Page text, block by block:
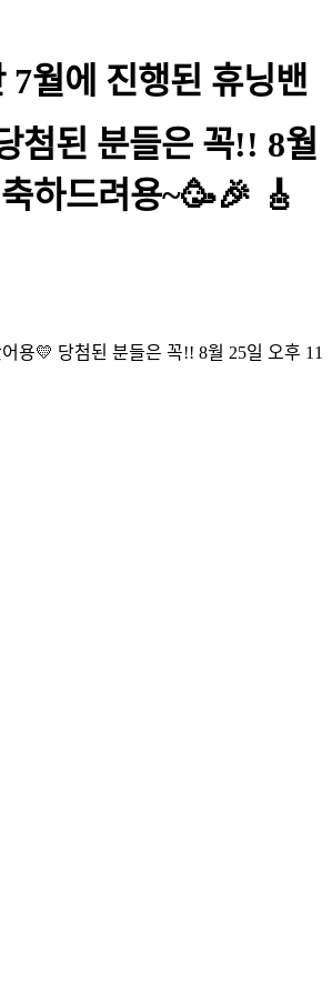
월에 진행된 휴닝밴
첨된 분들은 꼭!! 8월
하드려용~🥳🎉 🎸
용💛 당첨된 분들은 꼭!! 8월 25일 오후 11